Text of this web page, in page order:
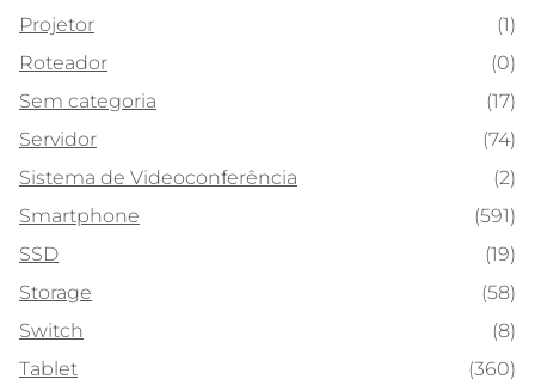
Projetor
(1)
Roteador
(0)
Sem categoria
(17)
Servidor
(74)
Sistema de Videoconferência
(2)
Smartphone
(591)
SSD
(19)
Storage
(58)
Switch
(8)
Tablet
(360)